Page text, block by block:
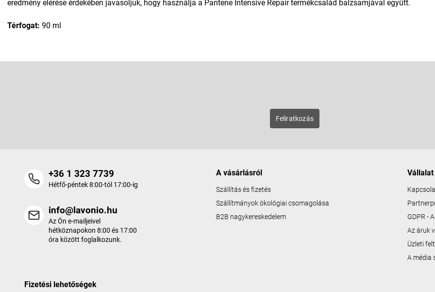
eredmény elérése érdekében javasoljuk, hogy használja a Pantene Intensive Repair termékcsalád balzsamjával együtt.
Térfogat: 90 ml
Feliratkozás
+36 1 323 7739
Hétfő-péntek 8:00-tól 17:00-ig
info@lavonio.hu
Az Ön e-mailjeivel
hétköznapokon 8:00 és 17:00
óra között foglalkozunk.
A vásárlásról
Szállítás és fizetés
Szállítmányok ökológiai csomagolása
B2B nagykereskedelem
Vállalat
GDPR -
Az áruk
Üzleti
A média
Fizetési lehetőségek